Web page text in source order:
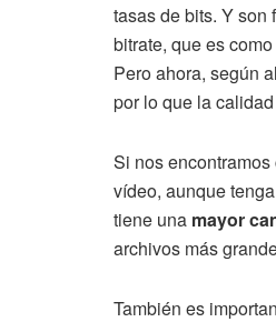
tasas de bits. Y son
bitrate, que es
Pero ahora, según
por lo que la
Si nos
vídeo, aunque
tiene una mayor
archivos más
También es